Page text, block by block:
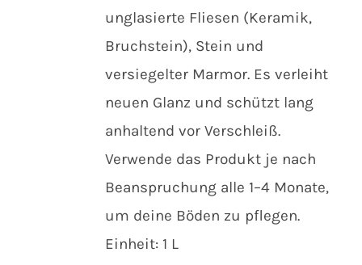
unglasierte Fliesen (Keramik,
Bruchstein), Stein und
versiegelter Marmor. Es verleiht
neuen Glanz und schützt lang
anhaltend vor Verschleiß.
Verwende das Produkt je nach
Beanspruchung alle 1–4 Monate,
um deine Böden zu pflegen.
Einheit: 1 L